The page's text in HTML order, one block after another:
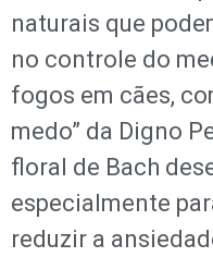
naturais que
no controle do
fogos em cães,
medo” da Digno
floral de Bach
especialmente
reduzir a